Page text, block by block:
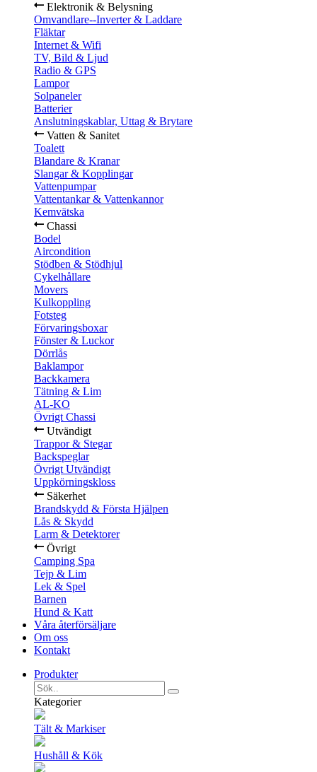
Elektronik & Belysning
Omvandlare--Inverter & Laddare
Fläktar
Internet & Wifi
TV, Bild & Ljud
Radio & GPS
Lampor
Solpaneler
Batterier
Anslutningskablar, Uttag & Brytare
Vatten & Sanitet
Toalett
Blandare & Kranar
Slangar & Kopplingar
Vattenpumpar
Vattentankar & Vattenkannor
Kemvätska
Chassi
Bodel
Aircondition
Stödben & Stödhjul
Cykelhållare
Movers
Kulkoppling
Fotsteg
Förvaringsboxar
Fönster & Luckor
Dörrlås
Baklampor
Backkamera
Tätning & Lim
AL-KO
Övrigt Chassi
Utvändigt
Trappor & Stegar
Backspeglar
Övrigt Utvändigt
Uppkörningskloss
Säkerhet
Brandskydd & Första Hjälpen
Lås & Skydd
Larm & Detektorer
Övrigt
Camping Spa
Tejp & Lim
Lek & Spel
Barnen
Hund & Katt
Våra återförsäljare
Om oss
Kontakt
Produkter
Kategorier
Tält & Markiser
Hushåll & Kök